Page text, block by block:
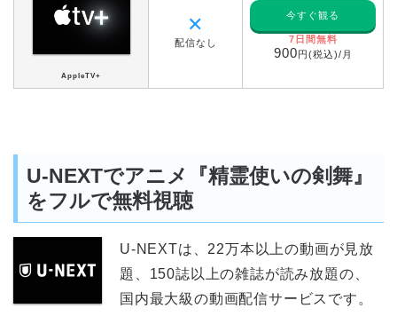
AppleTV+
✕
配信なし
今すぐ観る
7日間無料
900円(税込)/月
U-NEXTでアニメ『精霊使いの剣舞』
をフルで無料視聴
U-NEXTは、22万本以上の動画が見放
題、150誌以上の雑誌が読み放題の、
国内最大級の動画配信サービスです。